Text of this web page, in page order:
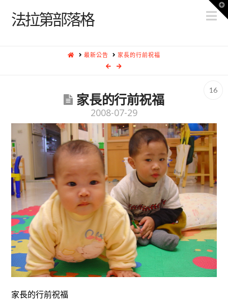
法拉第部落格
HOME最新公告 家長的行前祝福
16
家長的行前祝福
2008-07-29
家長的行前祝福